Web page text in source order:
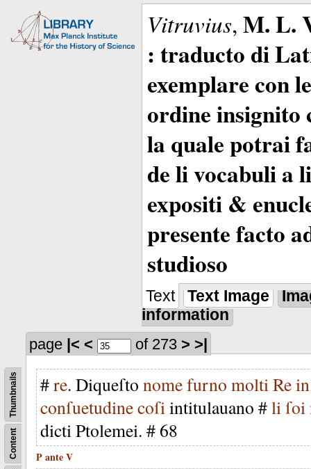
Vitruvius, M. L.
: traducto di
exemplare con
ordine insignito
la quale potrai
de li vocabuli a
expositi &
presente facto
studioso
Text Text Image
information
Content
Thumbnails
page |< < of 273 > >|
#re. Diqueſto nomefurno moltiRein
conſuetudinecoſiintitulauano #liſoi
dictiPtolemei. #68
PanteV